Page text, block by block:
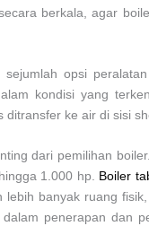
berkala, agar
opsi
kondisi yang
ke air di sisi
dari pemilihan
1.000 hp. Boiler
banyak ruang
penerapan dan